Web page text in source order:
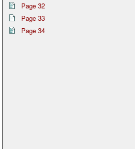
Page 32
Page 33
Page 34